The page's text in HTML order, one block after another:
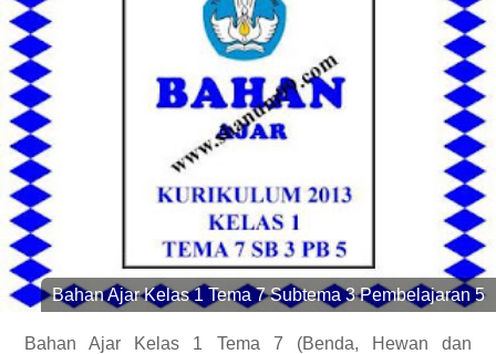
Bahan Ajar Kelas 1 Tema 7 Subtema 3 Pembelajaran 5
Bahan Ajar Kelas 1 Tema 7 (Benda, Hewan dan